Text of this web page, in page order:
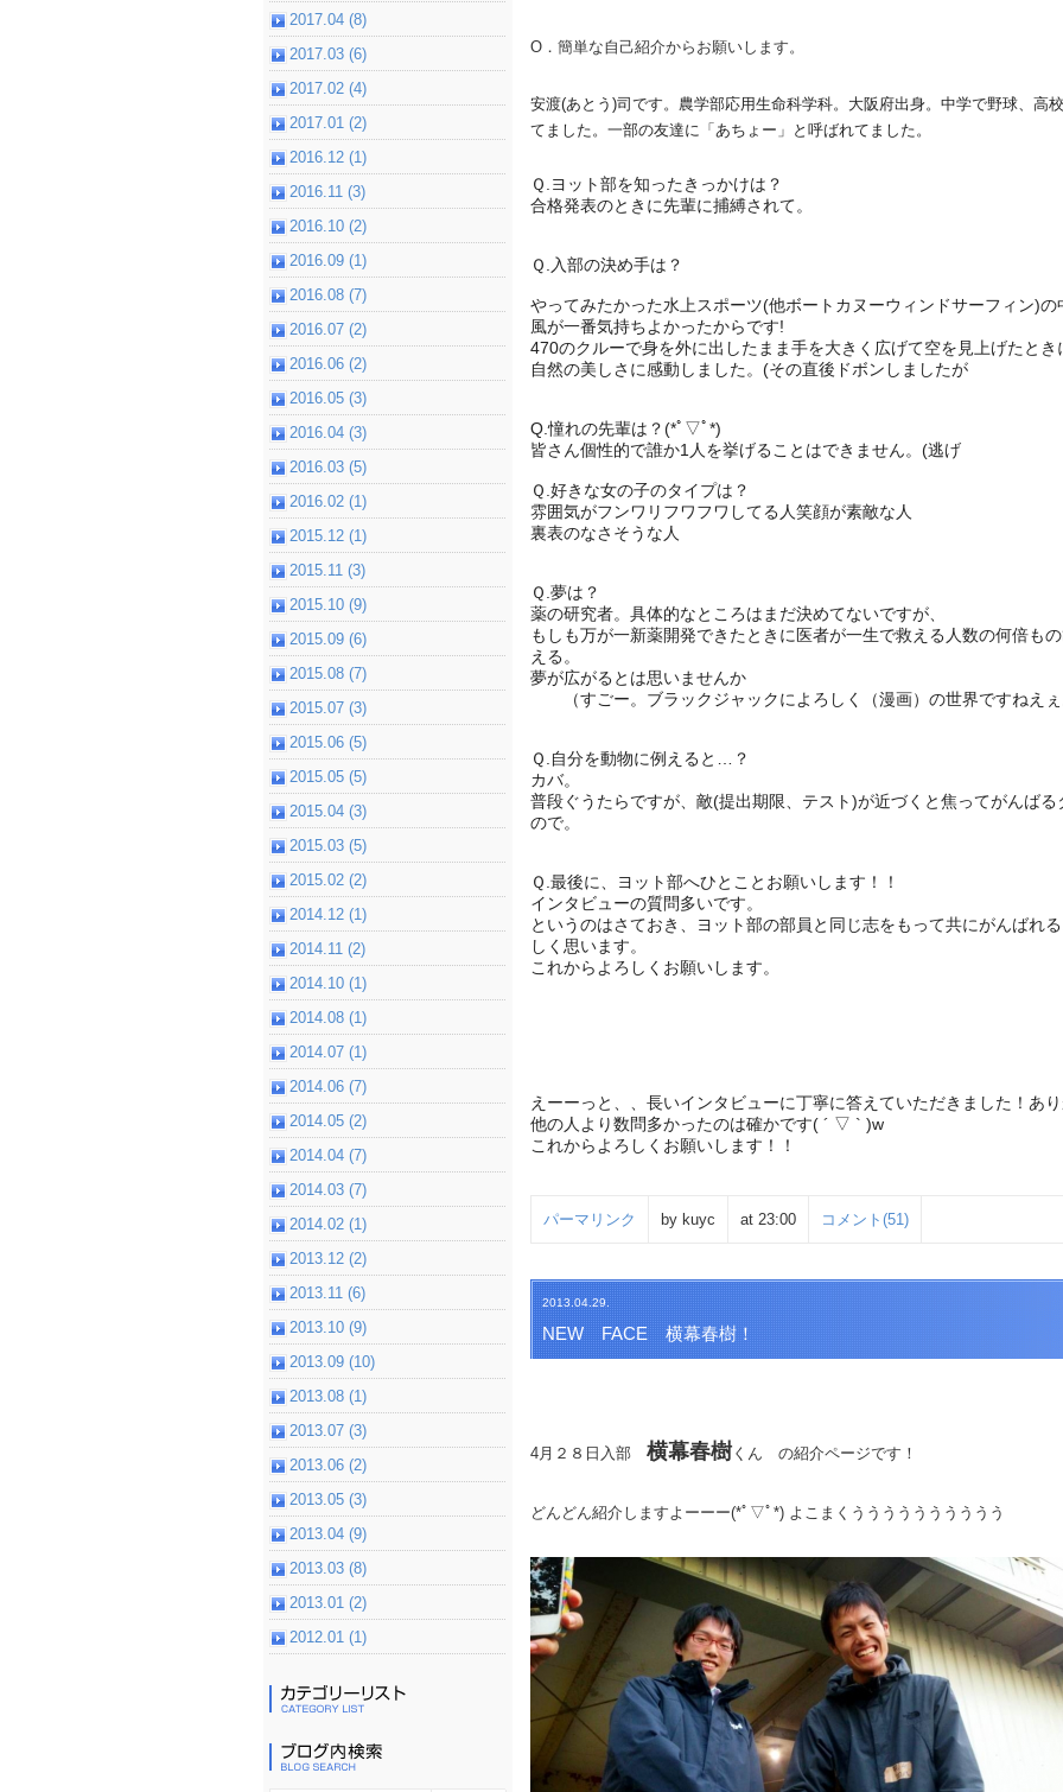
O．簡単な自己紹介からお願いします。
安渡(あとう)司です。 農学部応用生命科学科。大阪府出身。 中学で野球、高
てました。 一部の友達に「あちょー」 と呼ばれてました。
Ｑ.ヨット部を知ったきっかけは？
合格発表のときに先輩に捕縛されて。
Ｑ.入部の決め手は？
やってみたかった水上スポーツ(他ボートカヌーウィンドサーフィン)の
風が一番気持ちよかったからです!
470のクルーで身を外に出したまま手を大きく広げて空を見上げたとき
自然の美しさに感動しました。(その直後ドボンしましたが
Q.憧れの先輩は？(*ﾟ▽ﾟ*)
皆さん個性的で誰か1人を挙げることはできません。(逃げ
Ｑ.好きな女の子のタイプは？
雰囲気がフンワリフワフワしてる人笑顔が素敵な人
裏表のなさそうな人
Ｑ.夢は？
薬の研究者。具体的なところはまだ決めてないですが、
もしも万が一新薬開発できたときに医者が一生で救える人数の何倍も
える。
夢が広がるとは思いませんか
（すごー。ブラックジャックによろしく（漫画）の世界ですねえぇ
Ｑ.自分を動物に例えると…？
カバ。
普段ぐうたらですが、敵(提出期限、テスト)が近づくと焦ってがんばる
ので。
Ｑ.最後に、ヨット部へひとことお願いします！！
インタビューの質問多いです。
というのはさておき、
ヨット部の部員と同じ志をもって共にがんばれ
しく思います。
これからよろしくお願いします。
えーーっと、、長いインタビューに丁寧に答えていただきました！あり
他の人より数問多かったのは確かです( ´ ▽ ` )w
これからよろしくお願いします！！
パーマリンク by kuyc at 23:00 コメント(51)
2013.04.29.
NEW FACE 横幕春樹！
4月２８日入部 横幕春樹 くん の紹介ページです！
どんどん紹介しますよーーー(*ﾟ▽ﾟ*) よこまくうううううううううう
2017.04 (8)
2017.03 (6)
2017.02 (4)
2017.01 (2)
2016.12 (1)
2016.11 (3)
2016.10 (2)
2016.09 (1)
2016.08 (7)
2016.07 (2)
2016.06 (2)
2016.05 (3)
2016.04 (3)
2016.03 (5)
2016.02 (1)
2015.12 (1)
2015.11 (3)
2015.10 (9)
2015.09 (6)
2015.08 (7)
2015.07 (3)
2015.06 (5)
2015.05 (5)
2015.04 (3)
2015.03 (5)
2015.02 (2)
2014.12 (1)
2014.11 (2)
2014.10 (1)
2014.08 (1)
2014.07 (1)
2014.06 (7)
2014.05 (2)
2014.04 (7)
2014.03 (7)
2014.02 (1)
2013.12 (2)
2013.11 (6)
2013.10 (9)
2013.09 (10)
2013.08 (1)
2013.07 (3)
2013.06 (2)
2013.05 (3)
2013.04 (9)
2013.03 (8)
2013.01 (2)
2012.01 (1)